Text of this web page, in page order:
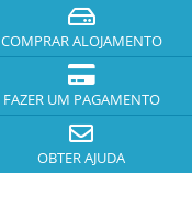
COMPRAR ALOJAMENTO
FAZER UM PAGAMENTO
OBTER AJUDA